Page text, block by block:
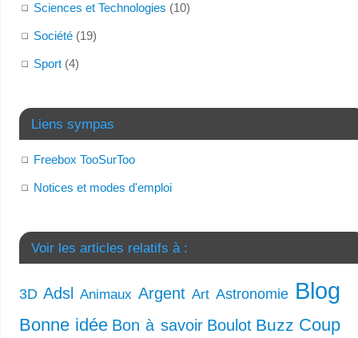
Sciences et Technologies (10)
Société(19)
Sport(4)
Liens sympas
Freebox TooSurToo
Notices et modes d'emploi
Voir les articles relatifs à :
3D Adsl Animaux Argent Art Astronomie Blog
Bonne idée Bon à savoir Boulot Buzz Coup